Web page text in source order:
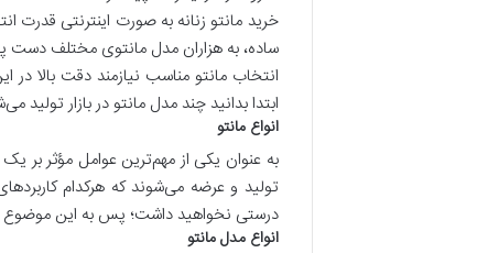
خرید مانتو زنانه به صورت اینترنتی قدرت
ساده، به هزاران مدل مانتوی مختلف دست
انتخاب مانتو مناسب نیازمند دقت بالا
ابتدا بدانید چند مدل مانتو در بازار تولید
انواع مانتو
به عنوان یکی از مهم‌ترین عوامل مؤثر بر یک
تولید و عرضه می‌شوند که هرکدام
درستی نخواهید داشت؛ پس به این
انواع مدل مانتو